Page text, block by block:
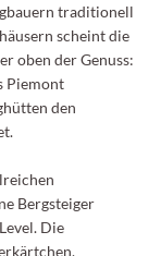
traditionell
scheint die
oben der Genuss:
Piemont
den
Bergsteiger
Die